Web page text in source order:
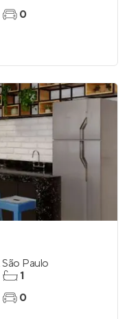
0
São Paulo
1
0